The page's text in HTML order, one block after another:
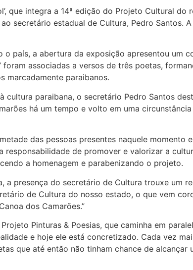
que integra a 14ª edição do Projeto Cultural
secretário estadual de Cultura, Pedro Santos.
país, a abertura da exposição apresentou um
foram associadas a versos de três poetas,
marcadamente paraibanos.
cultura paraibana, o secretário Pedro Santos
há um tempo e volto em uma
das pessoas presentes naquele
responsabilidade de promover e valorizar a
a homenagem e parabenizando o projeto.
presença do secretário de Cultura trouxe um
de Cultura do nosso estado, o que vem
dos Camarões.”
Pinturas & Poesias, que caminha em
e hoje ele está concretizado. Cada vez
que até então não tinham chance de